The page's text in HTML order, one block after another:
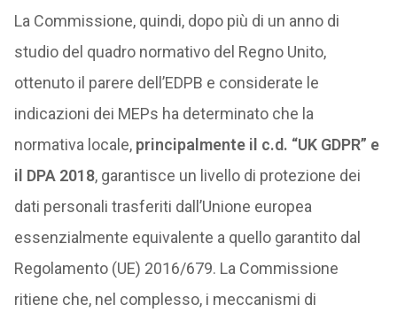
La Commissione, quindi, dopo più di un anno di
studio del quadro normativo del Regno Unito,
ottenuto il parere dell’EDPB e considerate le
indicazioni dei MEPs ha determinato che la
normativa locale, principalmente il c.d. “UK GDPR” e
il DPA 2018, garantisce un livello di protezione dei
dati personali trasferiti dall’Unione europea
essenzialmente equivalente a quello garantito dal
Regolamento (UE) 2016/679. La Commissione
ritiene che, nel complesso, i meccanismi di